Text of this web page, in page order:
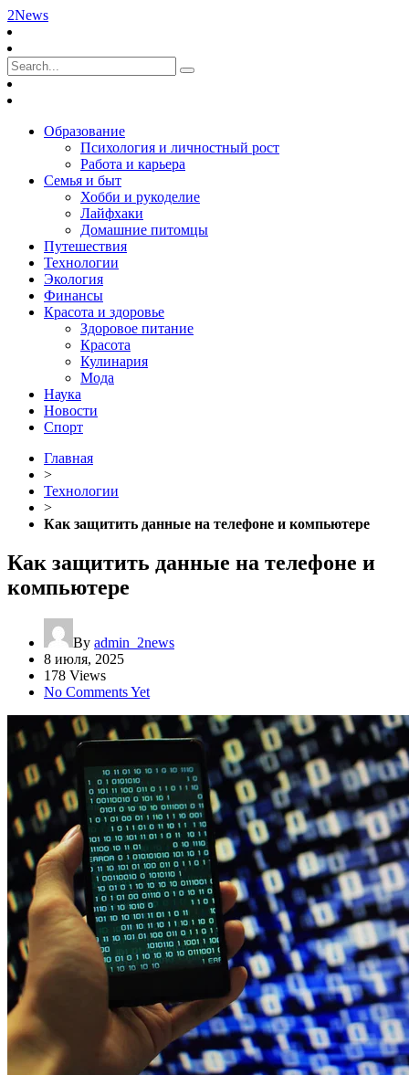
2News
Образование
Психология и личностный рост
Работа и карьера
Семья и быт
Хобби и рукоделие
Лайфхаки
Домашние питомцы
Путешествия
Технологии
Экология
Финансы
Красота и здоровье
Здоровое питание
Красота
Кулинария
Мода
Наука
Новости
Спорт
Главная
>
Технологии
>
Как защитить данные на телефоне и компьютере
Как защитить данные на телефоне и
компьютере
By admin_2news
8 июля, 2025
178 Views
No Comments Yet